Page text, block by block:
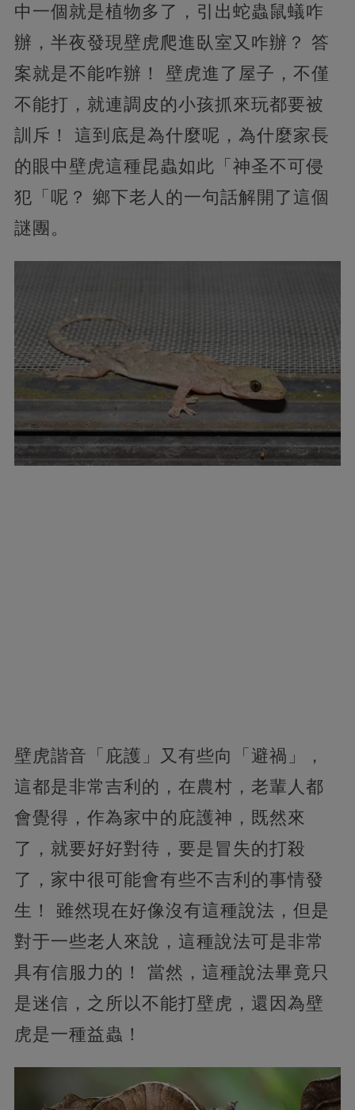
中一個就是植物多了，引出蛇蟲鼠蟻咋
辦，半夜發現壁虎爬進臥室又咋辦？ 答
案就是不能咋辦！ 壁虎進了屋子，不僅
不能打，就連調皮的小孩抓來玩都要被
訓斥！ 這到底是為什麼呢，為什麼家長
的眼中壁虎這種昆蟲如此「神圣不可侵
犯「呢？ 鄉下老人的一句話解開了這個
謎團。
壁虎諧音「庇護」
又有些向「避禍」，
這都是非常吉利的，在農村，老輩人都
會覺得，作為家中的庇護神，既然來
了，就要好好對待，要是冒失的打殺
了，家中很可能會有些不吉利的事情發
生！ 雖然現在好像沒有這種說法， 但是
對于一些老人來說，這種說法可是非常
具有信服力的！ 當然，這種說法畢竟只
是迷信，之所以不能打壁虎，還因為壁
虎是一種益蟲！